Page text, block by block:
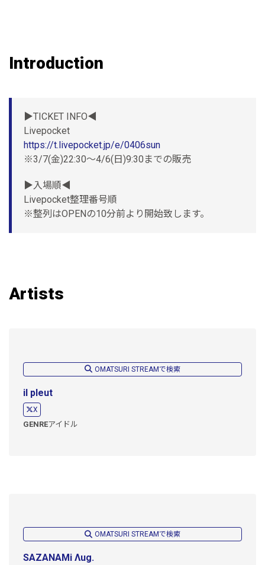
Introduction
▶︎TICKET INFO◀︎
Livepocket
https://t.livepocket.jp/e/0406sun
※3/7(金)22:30〜4/6(日)9:30までの販売
▶︎入場順◀︎
Livepocket整理番号順
※整列はOPENの10分前より開始致します。
Artists
OMATSURI STREAMで検索
il pleut
X
GENREアイドル
OMATSURI STREAMで検索
SAZANAMi Λug.